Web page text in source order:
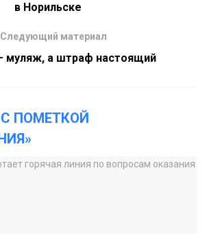
в Норильске
Следующий материал
муляж, а штраф настоящий
ПОМЕТКОЙ